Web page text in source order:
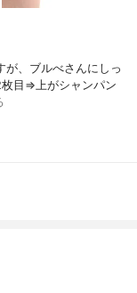
が、ブルべさんにしっ
枚目⇒上がシャンパン